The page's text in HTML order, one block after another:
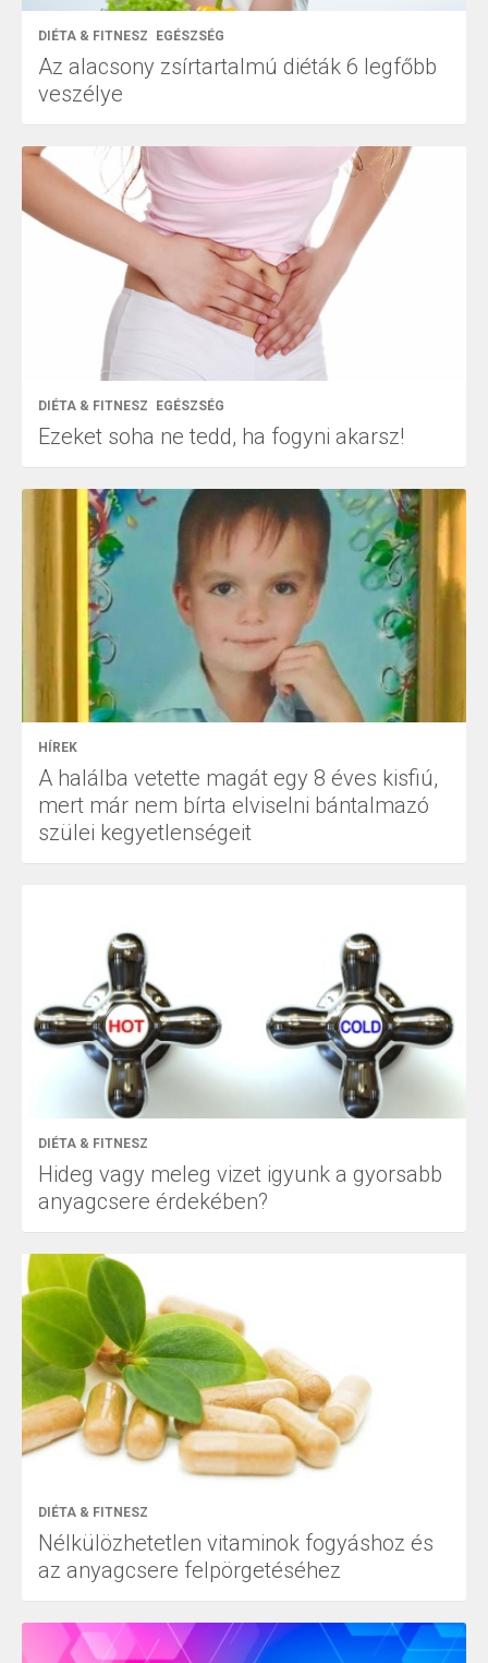
DIÉTA & FITNESZ EGÉSZSÉG
Az alacsony zsírtartalmú diéták 6 legfőbb
veszélye
DIÉTA & FITNESZ EGÉSZSÉG
Ezeket soha ne tedd, ha fogyni akarsz!
HÍREK
A halálba vetette magát egy 8 éves kisfiú,
mert már nem bírta elviselni bántalmazó
szülei kegyetlenségeit
DIÉTA & FITNESZ
Hideg vagy meleg vizet igyunk a gyorsabb
anyagcsere érdekében?
DIÉTA & FITNESZ
Nélkülözhetetlen vitaminok fogyáshoz és
az anyagcsere felpörgetéséhez